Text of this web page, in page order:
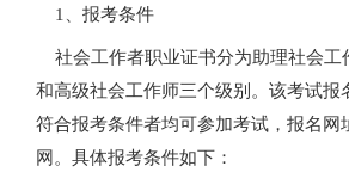
1、报考条件
社会工作者职业证书分为助理社会工
和高级社会工作师三个级别。该考试报
符合报考条件者均可参加考试，报名网
网。具体报考条件如下：